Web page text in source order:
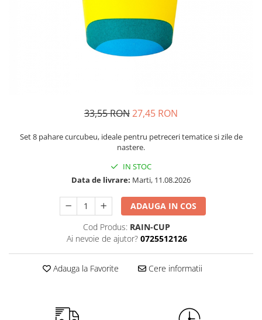
Petrecere Star Wars
Petrecere Super Mario
Petrecere LOL Surprise
Petrecere Minnie Mouse
Petrecere Printese Disney
Pastel Party
Petrecere Mexicana
33,55 RON27,45 RON
Set 8 pahare curcubeu, ideale pentru petreceri tematice si zile de
nastere.
IN STOC
Data de livrare: Marti, 11.08.2026
ADAUGA IN COS
Cod Produs: RAIN-CUP
Ai nevoie de ajutor? 0725512126
Adauga la Favorite Cere informatii